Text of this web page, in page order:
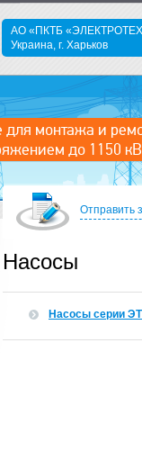
для монтажа и
до 1150 кВ
АО «ПКТБ
Украина, г. Харьков
Отправить
Насосы
Насосы серии